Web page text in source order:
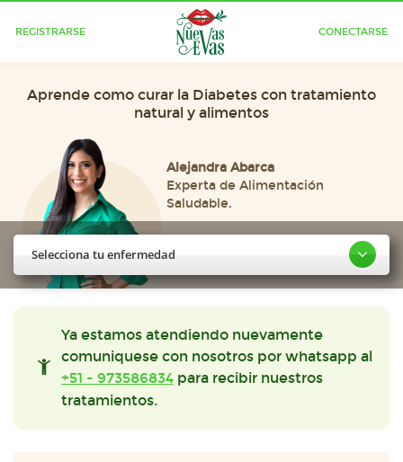
REGISTRARSE CONECTARSE
Aprende como curar la Diabetes con tratamiento
natural y alimentos
Alejandra Abarca
Experta de Alimentación
Saludable.
Selecciona tu enfermedad
Ya estamos atendiendo nuevamente
comuniquese con nosotros por whatsapp al
+51 - 973586834 para recibir nuestros
tratamientos.